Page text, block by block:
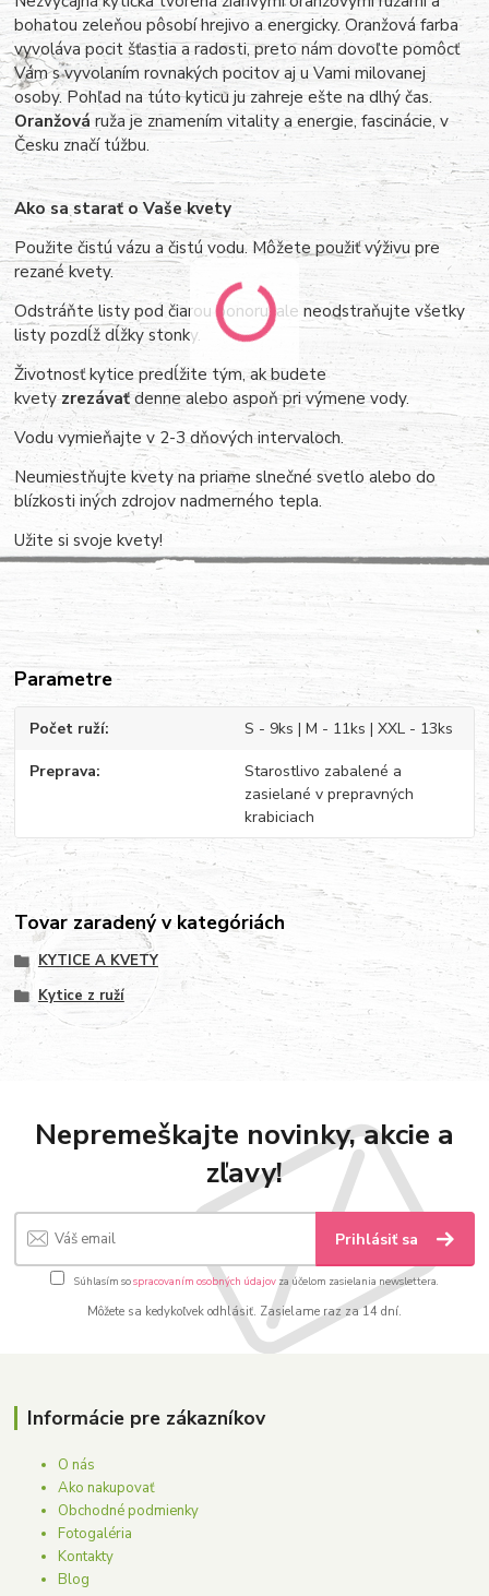
bohatou zeleňou pôsobí hrejivo a energicky. Oranžová farba
vyvoláva pocit šťastia a radosti, preto nám dovoľte pomôcť
Vám s vyvolaním rovnakých pocitov aj u Vami milovanej
osoby. Pohľad na túto kyticu ju zahreje ešte na dlhý čas.
Oranžová ruža je znamením vitality a energie, fascinácie, v
Česku značí túžbu.
Ako sa starať o Vaše kvety
Použite čistú vázu a čistú vodu. Môžete použiť výživu pre
rezané kvety.
Odstráňte listy pod čiarou ponoru, ale neodstraňujte všetky
listy pozdĺž dĺžky stonky.
Životnosť kytice predĺžite tým, ak budete
kvetyzrezávaťdenne alebo aspoň pri výmene vody.
Vodu vymieňajte v 2-3 dňových intervaloch.
Neumiestňujte kvety na priame slnečné svetlo alebo do
blízkosti iných zdrojov nadmerného tepla.
Užite si svoje kvety!
Parametre
Počet ruží S - 9ks | M - 11ks | XXL - 13ks
Preprava
Starostlivo zabalené a
zasielané v prepravných
krabiciach
Tovar zaradený v kategóriách
KYTICE A KVETY
Kytice z ruží
Nepremeškajte novinky, akcie a
zľavy!
Prihlásiť sa
Súhlasím sospracovaním osobných údajov za účelom zasielania newslettera.
Môžete sa kedykoľvek odhlásiť. Zasielame raz za 14 dní.
Informácie pre zákazníkov
O nás
Ako nakupovať
Obchodné podmienky
Fotogaléria
Kontakty
Blog